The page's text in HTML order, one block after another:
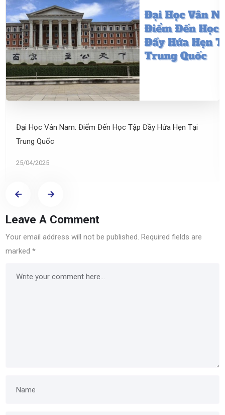
Đại Học Vân Nam: Điểm Đến Học Tập Đầy Hứa Hẹn Tại
Trung Quốc
25/04/2025
Leave A Comment
Your email address will not be published. Required fields are
marked*